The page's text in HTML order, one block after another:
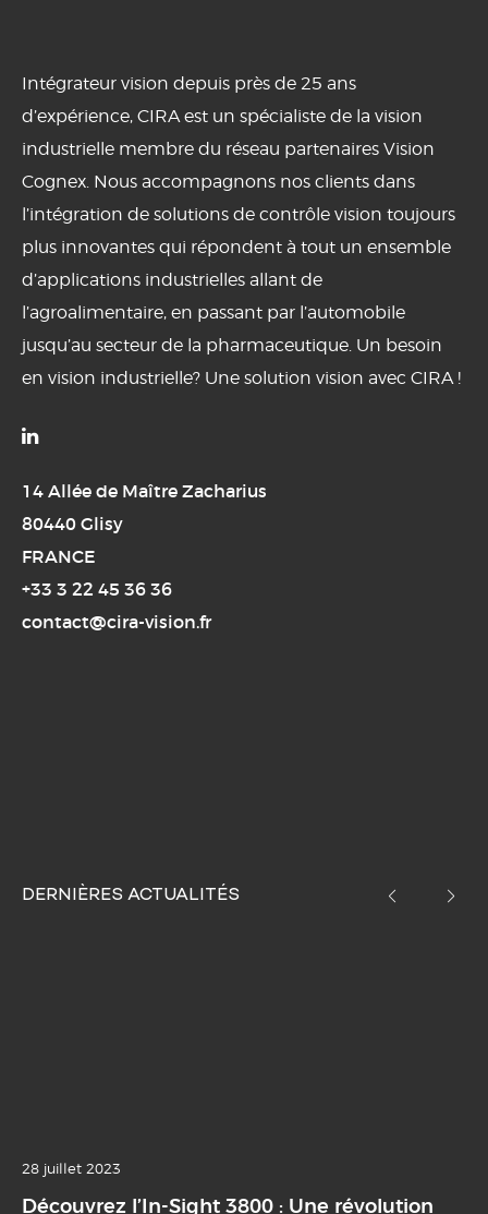
Intégrateur vision depuis près de 25 ans
d’expérience, CIRA est un spécialiste de la vision
industrielle membre du réseau partenaires Vision
Cognex. Nous accompagnons nos clients dans
l’intégration de solutions de contrôle vision toujours
plus innovantes qui répondent à tout un ensemble
d’applications industrielles allant de
l’agroalimentaire, en passant par l’automobile
jusqu’au secteur de la pharmaceutique. Un besoin
en vision industrielle? Une solution vision avec CIRA !

14 Allée de Maître Zacharius
80440 Glisy
FRANCE
+33 3 22 45 36 36
contact@cira-vision.fr
DERNIÈRES ACTUALITÉS
28 juillet 2023
Découvrez l’In-Sight 3800 : Une révolution